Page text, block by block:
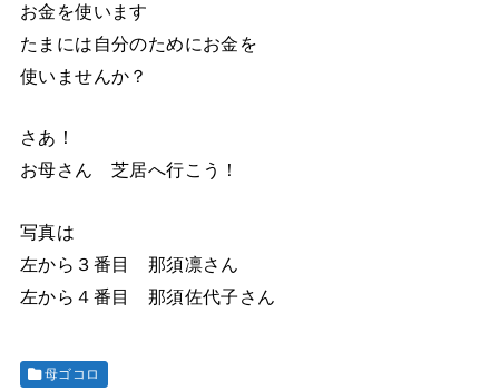
お金を使います
たまには自分のためにお金を
使いませんか？
さあ！
お母さん 芝居へ行こう！
写真は
左から３番目 那須凛さん
左から４番目 那須佐代子さん
母ゴコロ